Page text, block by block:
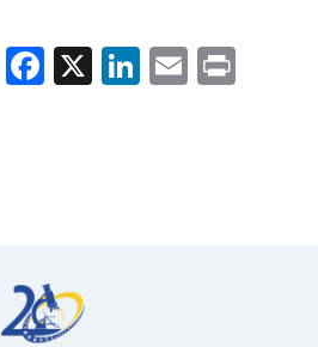
Facebook
X LinkedIn
Email